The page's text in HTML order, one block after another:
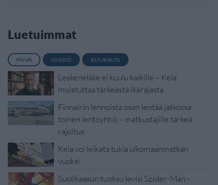
Luetuimmat
PÄIVÄ VIIKKO KUUKAUSI
Leskeneläke ei kuulu kaikille – Kela
muistuttaa tärkeästä ikärajasta
Finnairin lennoista osan lentää jatkossa
toinen lentoyhtiö – matkustajille tärkeä
rajoitus
Kela voi leikata tukia ulkomaanmatkan
vuoksi
Suolikaasun tuoksu levisi Spider-Man -